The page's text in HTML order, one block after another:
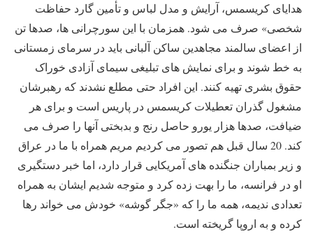
هدایای کریسمس، آرایش و مدل لباس و تأمین گارد حفاظت
شخصی» صرف می شود. همزمان با این سورچرانی ها، صدها تن
از اعضای سالمند مجاهدین ساکن آلبانی باید در سرمای زمستانی
به خط شوند و برای نمایش های تبلیغی سیمای آزادی خوراک
حقوق بشری تهیه کنند. این افراد حتی مطلع نشدند که رهبرشان
مشغول گذران تعطیلات کریسمس در پاریس است و برای هر
ضیافت، صدها هزار یورو حاصل رنج و بدبختی آنها را صرف می
کند. 20 سال قبل هم تصور می کردیم مریم همراه با ما در عراق
و زیر بمباران جنگنده های آمریکایی قرار دارد، اما خبر دستگیری
او در فرانسه، ما را بهت زده کرد و متوجه شدیم ایشان به همراه
تعدادی ندیمه، همه ما را که «جگر گوشه» خودش می خواند رها
کرده و به اروپا گریخته است.